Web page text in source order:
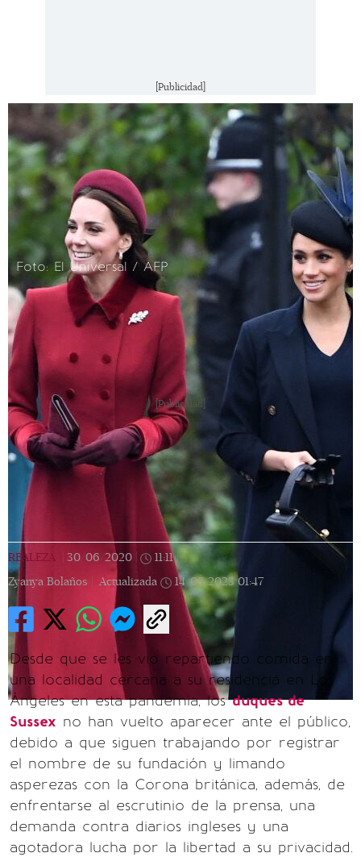
[Publicidad]
Foto: El Universal / AFP
[Publicidad]
REALEZA 30/06/2020 11:11 |
Zyanya Bolaños |
Actualizada 14/05/2023 01:47
Desde que se les vio repartiendo comida en
una localidad cercana a su residencia en Los
Ángeles en esta pandemia, losduques de
Sussex no han vuelto aparecer ante el público,
debido a que siguen trabajando por registrar
el nombre de su fundación y limando
asperezas con la Corona británica, además, de
enfrentarse al escrutinio de la prensa, una
demanda contra diarios ingleses y una
agotadora lucha por la libertad a su privacidad.